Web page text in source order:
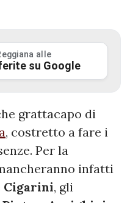
alle
su Google
grattacapo di
, costretto a fare i
Per la
infatti
Cigarini, gli